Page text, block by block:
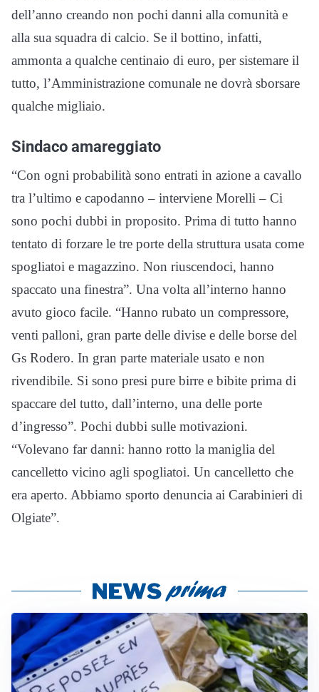
dell’anno creando non pochi danni alla comunità e
alla sua squadra di calcio. Se il bottino, infatti,
ammonta a qualche centinaio di euro, per sistemare il
tutto, l’Amministrazione comunale ne dovrà sborsare
qualche migliaio.
Sindaco amareggiato
“Con ogni probabilità sono entrati in azione a cavallo
tra l’ultimo e capodanno – interviene Morelli – Ci
sono pochi dubbi in proposito. Prima di tutto hanno
tentato di forzare le tre porte della struttura usata come
spogliatoi e magazzino. Non riuscendoci, hanno
spaccato una finestra”. Una volta all’interno hanno
avuto gioco facile. “Hanno rubato un compressore,
venti palloni, gran parte delle divise e delle borse del
Gs Rodero. In gran parte materiale usato e non
rivendibile. Si sono presi pure birre e bibite prima di
spaccare del tutto, dall’interno, una delle porte
d’ingresso”. Pochi dubbi sulle motivazioni.
“Volevano far danni: hanno rotto la maniglia del
cancelletto vicino agli spogliatoi. Un cancelletto che
era aperto. Abbiamo sporto denuncia ai Carabinieri di
Olgiate”.